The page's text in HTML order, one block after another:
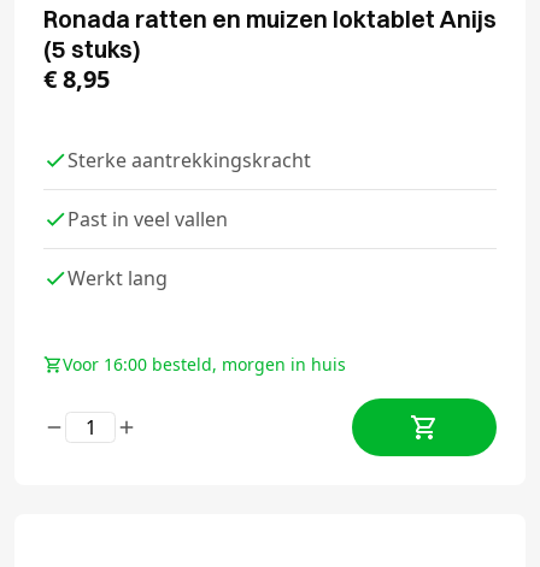
Ronada ratten en muizen loktablet Anijs
(5 stuks)
€8,95
Sterke aantrekkingskracht
Past in veel vallen
Werkt lang
Voor 16:00 besteld, morgen in huis